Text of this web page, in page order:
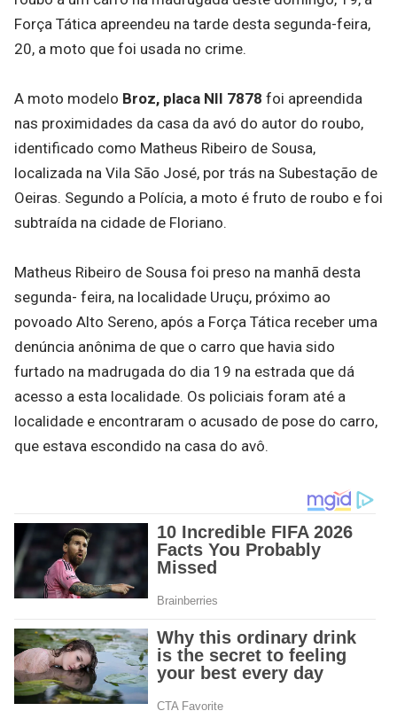
Força Tática apreendeu na tarde desta segunda-feira,
20, a moto que foi usada no crime.
A moto modelo Broz, placa NII 7878 foi apreendida
nas proximidades da casa da avó do autor do roubo,
identificado como Matheus Ribeiro de Sousa,
localizada na Vila São José, por trás na Subestação de
Oeiras. Segundo a Polícia, a moto é fruto de roubo e foi
subtraída na cidade de Floriano.
Matheus Ribeiro de Sousa foi preso na manhã desta
segunda- feira, na localidade Uruçu, próximo ao
povoado Alto Sereno, após a Força Tática receber uma
denúncia anônima de que o carro que havia sido
furtado na madrugada do dia 19 na estrada que dá
acesso a esta localidade. Os policiais foram até a
localidade e encontraram o acusado de pose do carro,
que estava escondido na casa do avô.